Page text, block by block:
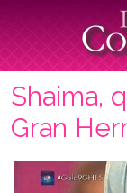
Shaima,
Gran